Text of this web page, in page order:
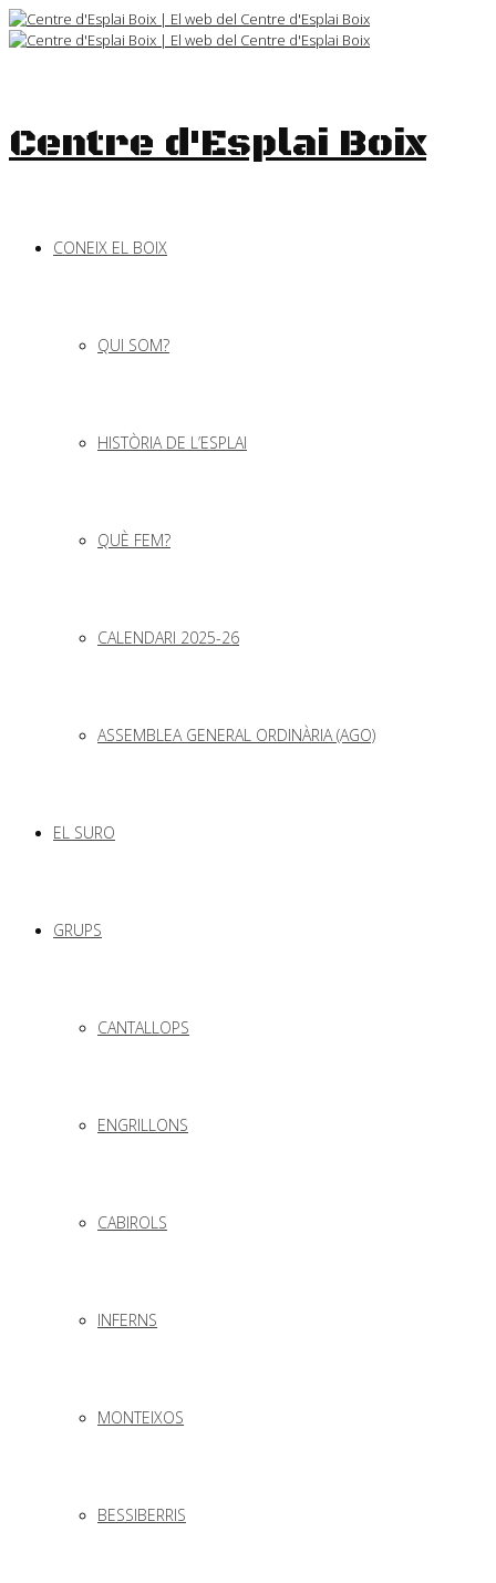
Skip
to
Centre d'Esplai Boix
CONEIX EL BOIX
QUI SOM?
HISTÒRIA DE L’ESPLAI
QUÈ FEM?
CALENDARI 2025-26
ASSEMBLEA GENERAL ORDINÀRIA (AGO)
EL SURO
GRUPS
CANTALLOPS
ENGRILLONS
CABIROLS
INFERNS
MONTEIXOS
BESSIBERRIS